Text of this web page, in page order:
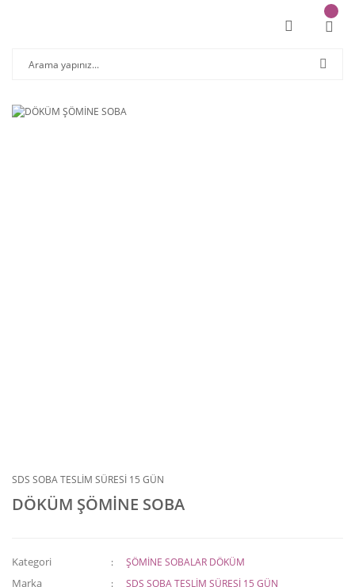
SDS SOBA TESLİM SÜRESİ 15 GÜN
DÖKÜM ŞÖMİNE SOBA
Kategori ŞÖMİNE SOBALAR DÖKÜM
Marka SDS SOBA TESLİM SÜRESİ 15 GÜN